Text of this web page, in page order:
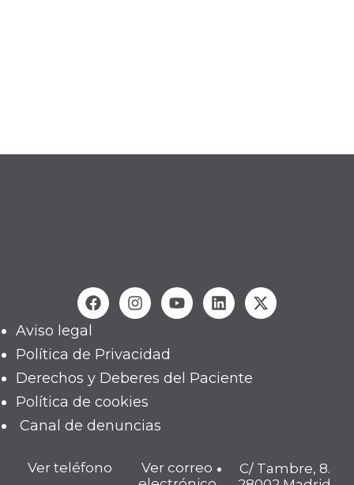
Aviso legal
Política de Privacidad
Derechos y Deberes del Paciente
Política de cookies
Canal de denuncias
Ver teléfono
Ver correo
C/ Tambre, 8.